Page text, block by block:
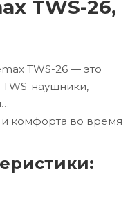
TWS-26,
TWS-26 — это
наушники,
и комфорта во время